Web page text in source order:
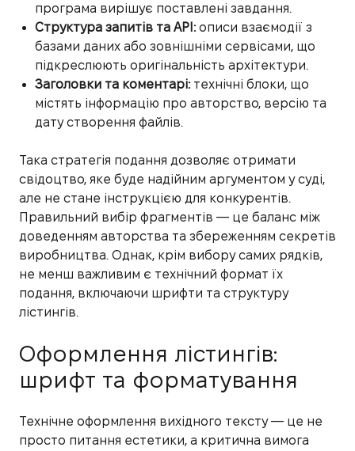
програма вирішує поставлені завдання.
Структура запитів та API:описи взаємодії з
базами даних або зовнішніми сервісами, що
підкреслюють оригінальність архітектури.
Заголовки та коментарі:технічні блоки, що
містять інформацію про авторство, версію та
дату створення файлів.
Така стратегія подання дозволяє отримати
свідоцтво, яке буде надійним аргументом у суді,
але не стане інструкцією для конкурентів.
Правильний вибір фрагментів — це баланс між
доведенням авторства та збереженням секретів
виробництва. Однак, крім вибору самих рядків,
не менш важливим є технічний формат їх
подання, включаючи шрифти та структуру
лістингів.
Оформлення лістингів:
шрифт та форматування
Технічне оформлення вихідного тексту — це не
просто питання естетики, а критична вимога